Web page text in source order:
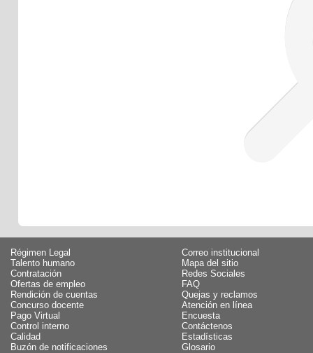
Régimen Legal
Talento humano
Contratación
Ofertas de empleo
Rendición de cuentas
Concurso docente
Pago Virtual
Control interno
Calidad
Buzón de notificaciones
Correo institucional
Mapa del sitio
Redes Sociales
FAQ
Quejas y reclamos
Atención en línea
Encuesta
Contáctenos
Estadísticas
Glosario